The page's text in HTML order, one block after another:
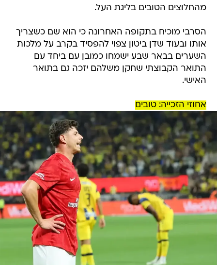
מהחלוצים הטובים בליגת העל.
הסרבי מוכיח בתקופה האחרונה כי הוא שם כשצריך
אותו ובעוד שדן ביטון צפוי להפסיד בקרב על מלכות
השערים בבאר שבע ישמחו כמובן עם ביחד עם
התואר הקבוצתי שחקן משלהם יזכה גם בתואר
האישי.
אחוזי הזכייה: טובים